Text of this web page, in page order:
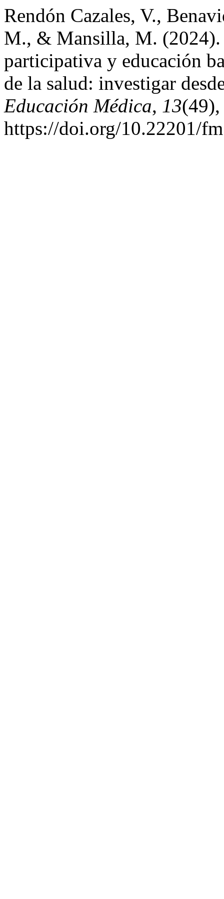
Rendón Cazales, V.,
M., & Mansilla, M. (2024).
participativa y educación
de la salud: investigar
Educación Médica, 13
https://doi.org/10.22201/